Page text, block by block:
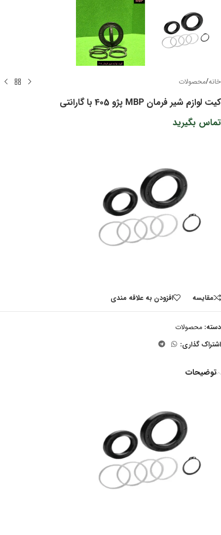
خانه/محصولات
کیت لوازم شیر فرمان MBP پژو 405 با گارانتی
تماس بگیرید
مقايسه افزودن به علاقه مندی
دسته: محصولات
اشتراک گذاری:
توضیحات